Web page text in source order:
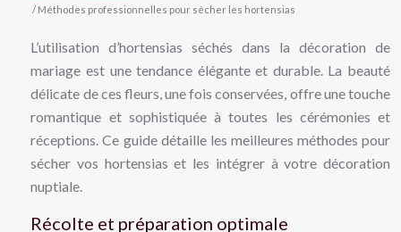
/ Méthodes professionnelles pour sécher les hortensias
L’utilisation d’hortensias séchés dans la décoration de
mariage est une tendance élégante et durable. La beauté
délicate de ces fleurs, une fois conservées, offre une touche
romantique et sophistiquée à toutes les cérémonies et
réceptions. Ce guide détaille les meilleures méthodes pour
sécher vos hortensias et les intégrer à votre décoration
nuptiale.
Récolte et préparation optimale